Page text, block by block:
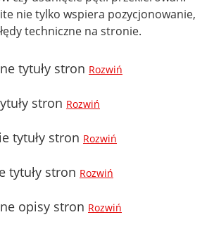
nie tylko wspiera pozycjonowanie,
techniczne na stronie.
tytuły stron Rozwiń
stron Rozwiń
tytuły stron Rozwiń
tytuły stron Rozwiń
opisy stron Rozwiń